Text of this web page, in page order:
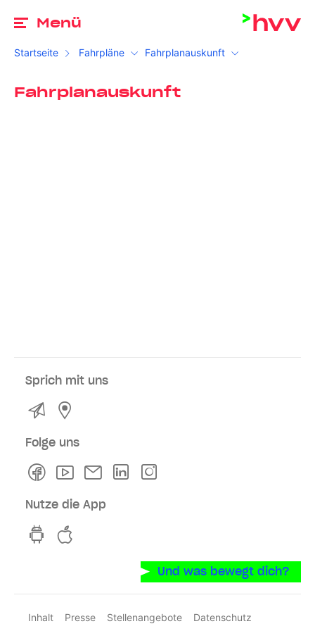
Menü
Startseite Fahrpläne Fahrplanauskunft
Fahrplanauskunft
Sprich mit uns
Kontakt
Folge uns
FacebookYoutubeNewsletterLinkedln
Nutze die App
hvv switch App auf GooglePlay
Und was bewegt dich?
Inhalt Presse Stellenangebote
Datenschutz